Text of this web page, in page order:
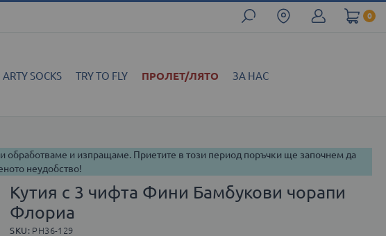
0
ARTY SOCKS TRY TO FLY ПРОЛЕТ/ЛЯТО ЗА НАС
и изпращаме. Приетите в този период поръчки ще започнем да
неудобство!
Кутия с 3 чифта Фини Бамбукови чорапи
Флориа
SKU PH36-129